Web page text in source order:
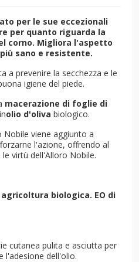
per le sue eccezionali
per quanto riguarda la
corno. Migliora l'aspetto
sano e resistente.
a prevenire la secchezza e le
igiene del piede.
macerazione di foglie di
olio d'oliva biologico.
Nobile viene aggiunto a
l'azione, offrendo al
virtù dell'Alloro Nobile.
biologica. EO di
cutanea pulita e asciutta per
l'adesione dell'olio.